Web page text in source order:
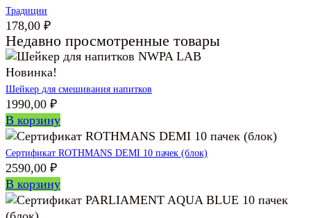
Традиции
178,00 ₽
Недавно просмотренные товары
Новинка!
Шейкер для смешивания напитков
1990,00 ₽
В корзину
Сертификат ROTHMANS DEMI 10 пачек (блок)
2590,00 ₽
В корзину